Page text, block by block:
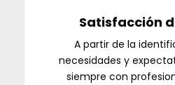
Satisfacción
A partir de la
necesidades y
siempre con